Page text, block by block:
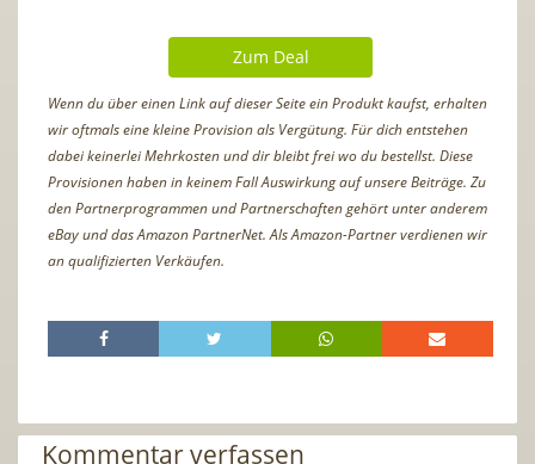
Zum Deal
Wenn du über einen Link auf dieser Seite ein Produkt kaufst, erhalten
wir oftmals eine kleine Provision als Vergütung. Für dich entstehen
dabei keinerlei Mehrkosten und dir bleibt frei wo du bestellst. Diese
Provisionen haben in keinem Fall Auswirkung auf unsere Beiträge. Zu
den Partnerprogrammen und Partnerschaften gehört unter anderem
eBay und das Amazon PartnerNet. Als Amazon-Partner verdienen wir
an qualifizierten Verkäufen.
Kommentar verfassen